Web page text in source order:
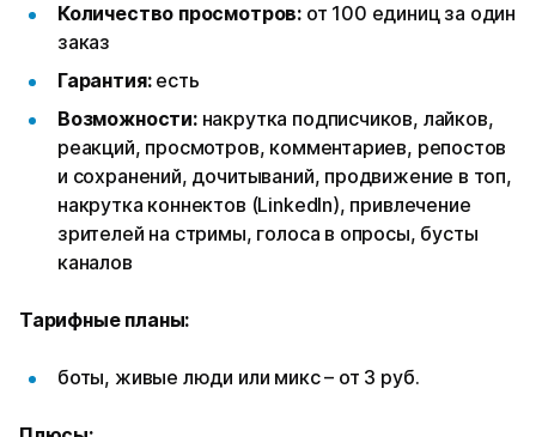
Количество просмотров: от 100 единиц за один
заказ
Гарантия: есть
Возможности:накрутка подписчиков, лайков,
реакций, просмотров, комментариев, репостов
и сохранений, дочитываний, продвижение в топ,
накрутка коннектов (LinkedIn), привлечение
зрителей на стримы, голоса в опросы, бусты
каналов
Тарифные планы:
боты, живые люди или микс – от 3 руб.